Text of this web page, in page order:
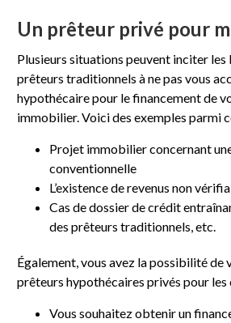
Un prêteur privé pour
Plusieurs situations peuvent inciter les
prêteurs traditionnels à ne pas vous
hypothécaire pour le financement de
immobilier. Voici des exemples parmi
Projet immobilier concernant
conventionnelle
L’existence de revenus non
Cas de dossier de crédit
des prêteurs traditionnels, etc.
Également, vous avez la possibilité de
prêteurs hypothécaires privés pour les
Vous souhaitez obtenir un